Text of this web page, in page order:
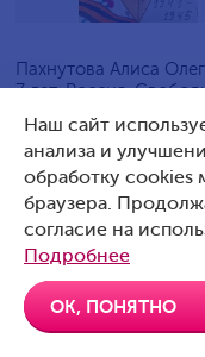
Пахнутова Алиса
7 лет, Россия,
Наш сайт
анализа и
обработку cookies
браузера.
согласие на
Подробнее
ОК, ПОНЯТНО